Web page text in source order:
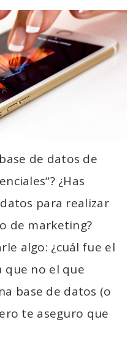
de datos de
¿Has
para realizar
de marketing?
algo: ¿cuál fue el
que no el que
base de datos (o
te aseguro que